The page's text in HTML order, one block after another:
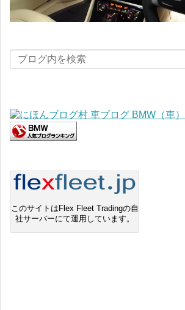
このサイトはFlex Fleet Tradingの自
社サーバーにて運用しています。